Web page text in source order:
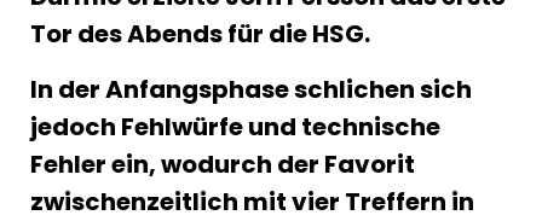
Tor des Abends für die HSG.
In der Anfangsphase schlichen sich
jedoch Fehlwürfe und technische
Fehler ein, wodurch der Favorit
zwischenzeitlich mit vier Treffern in